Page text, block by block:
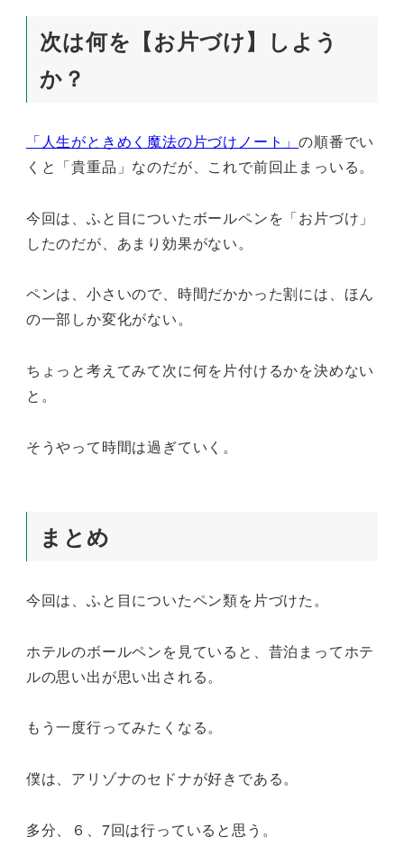
次は何を【お片づけ】しよう
か？
「人生がときめく魔法の片づけノート」の順番でい
くと「貴重品」なのだが、これで前回止まっいる。
今回は、ふと目についたボールペンを「お片づけ」
したのだが、あまり効果がない。
ペンは、小さいので、時間だかかった割には、ほん
の一部しか変化がない。
ちょっと考えてみて次に何を片付けるかを決めない
と。
そうやって時間は過ぎていく。
まとめ
今回は、ふと目についたペン類を片づけた。
ホテルのボールペンを見ていると、昔泊まってホテ
ルの思い出が思い出される。
もう一度行ってみたくなる。
僕は、アリゾナのセドナが好きである。
多分、６、7回は行っていると思う。